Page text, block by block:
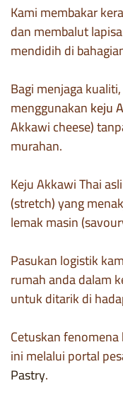
Kami membakar
dan membalut
mendidih di
Bagi menjaga
menggunakankeju
Akkawi cheese)
murahan.
Keju Akkawi Thai
(stretch) yang
lemak masin
Pasukan logistik
rumah anda dalam
untuk ditarik di
Cetuskan
ini melalui portal
Pastry.